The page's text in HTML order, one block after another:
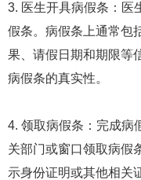
3. 医生开具病假条：医
假条。病假条上通常包
果、请假日期和期限等
病假条的真实性。
4. 领取病假条：完成病
关部门或窗口领取病假
示身份证明或其他相关